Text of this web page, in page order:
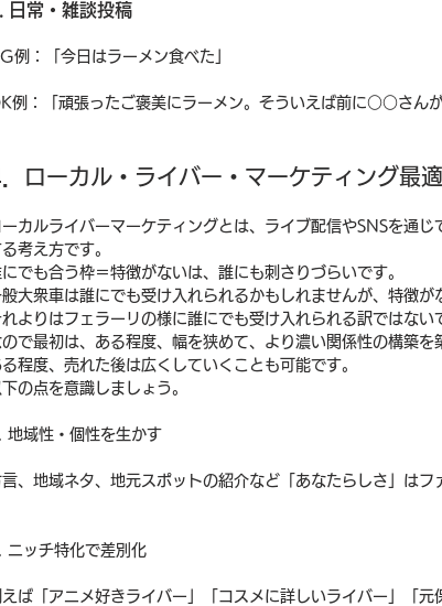
日常・雑談投稿
例：「今日はラーメン食べた」
例：「頑張ったご褒美にラーメン。そういえば前に○○さん
ローカル・ライバー・マーケティング最
ーカルライバーマーケティングとは、ライブ配信やSNSを通
考え方です。
でも合う枠＝特徴がないは、誰にも刺さりづらいです。
大衆車は誰にでも受け入れられるかもしれませんが、特徴が
よりはフェラーリの様に誰にでも受け入れられる訳ではない
ので最初は、ある程度、幅を狭めて、より濃い関係性の構築を
る程度、売れた後は広くしていくことも可能です。
下の点を意識しましょう。
地域性・個性を生かす
、地域ネタ、地元スポットの紹介など「あなたらしさ」はフ
ニッチ特化で差別化
ば「アニメ好きライバー」「コスメに詳しいライバー」「